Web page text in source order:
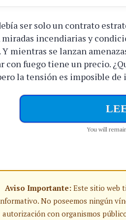
ser solo un contrato
miradas incendiarias y
mientras se lanzan
con fuego tiene un precio.
la tensión es imposible de
You will
Aviso Importante: Este sitio web
No poseemos ningún
autorización con organismos